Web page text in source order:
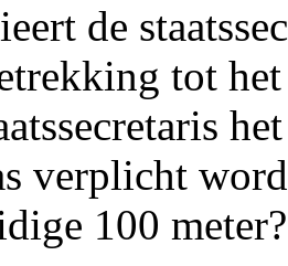
de
tot
verplicht
100 meter?